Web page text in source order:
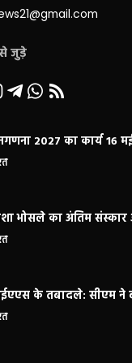
जुड़े
2027 का कार्य 16
भोसले का अंतिम
के तबादले: सीएम ने